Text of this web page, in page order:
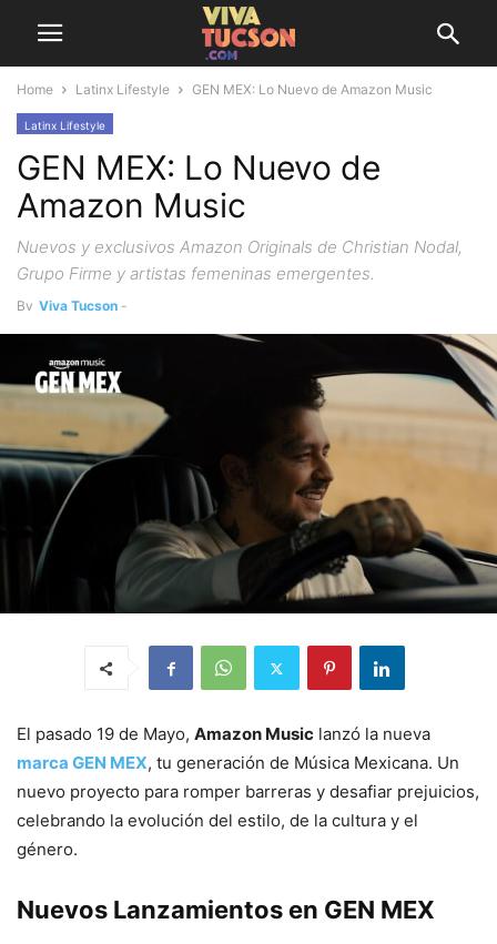
Home Latinx Lifestyle GEN MEX: Lo Nuevo de Amazon Music
Latinx Lifestyle
GEN MEX: Lo Nuevo de
Amazon Music
Nuevos y exclusivos Amazon Originals de Christian Nodal,
Grupo Firme y artistas femeninas emergentes.
By Viva Tucson -
El pasado 19 de Mayo, Amazon Music lanzó la nueva
marca GEN MEX, tu generación de Música Mexicana. Un
nuevo proyecto para romper barreras y desafiar prejuicios,
celebrando la evolución del estilo, de la cultura y el
género.
Nuevos Lanzamientos en GEN MEX